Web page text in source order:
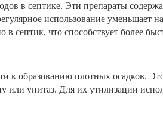
в септике. Эти препараты
использование уменьшает
септик, что способствует более
к образованию плотных осадков.
или унитаз. Для их утилизации